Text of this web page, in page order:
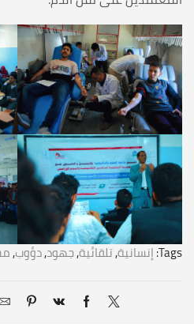
Tags: إنسانية,تلقائية,جهود,دؤوب,